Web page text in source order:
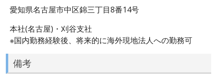
愛知県名古屋市中区錦三丁目8番14号
本社(名古屋)・刈谷支社
※国内勤務経験後、将来的に海外現地法人への勤務可
備考